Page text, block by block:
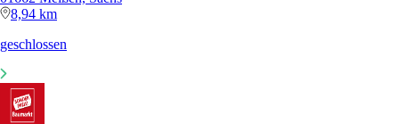
8,94 km
geschlossen